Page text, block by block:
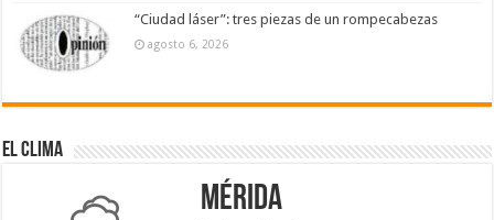
“Ciudad láser”: tres piezas de un rompecabezas
agosto 6, 2026
El Clima
Mérida